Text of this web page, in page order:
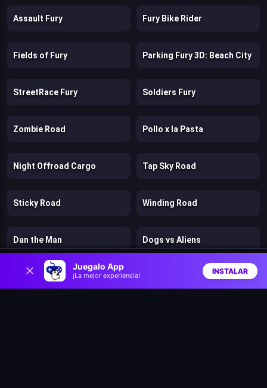
Juegalo App
¡La mejor experiencia!
INSTALAR
Assault Fury Fury Bike Rider
Fields of Fury Parking Fury 3D: Beach City
StreetRace Fury Soldiers Fury
Zombie Road Pollo x la Pasta
Night Offroad Cargo Tap Sky Road
Sticky Road Winding Road
Dan the Man Dogs vs Aliens
Fragen